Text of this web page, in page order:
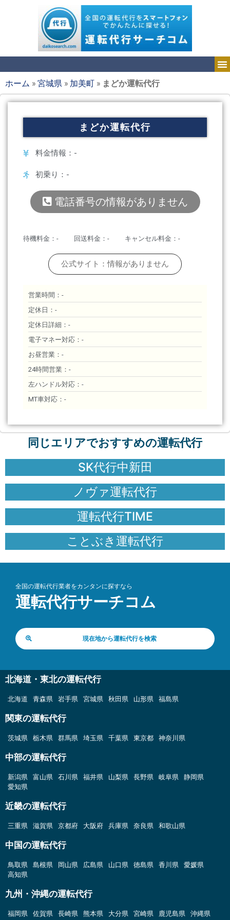
ホーム »宮城県 » 加美町 » まどか運転代行
まどか運転代行
料金情報：-
初乗り：-
電話番号の情報がありません
待機料金：- 回送料金：- キャンセル料金：-
公式サイト：情報がありません
営業時間：-
定休日：-
定休日詳細：-
電子マネー対応：-
お昼営業：-
24時間営業：-
左ハンドル対応：-
MT車対応：-
同じエリアでおすすめの運転代行
SK代行中新田
ノヴァ運転代行
運転代行TIME
ことぶき運転代行
全国の運転代行業者をカンタンに探すなら
運転代行サーチコム
現在地から運転代行を検索
北海道・東北の運転代行
北海道 青森県 岩手県 宮城県 秋田県 山形県 福島県
関東の運転代行
茨城県 栃木県 群馬県 埼玉県 千葉県 東京都 神奈川県
中部の運転代行
新潟県 富山県 石川県 福井県 山梨県 長野県 岐阜県
静岡県
愛知県
近畿の運転代行
三重県 滋賀県 京都府 大阪府 兵庫県 奈良県 和歌山県
中国の運転代行
鳥取県 島根県 岡山県 広島県 山口県 徳島県 香川県
愛媛県
高知県
九州・沖縄の運転代行
福岡県 佐賀県 長崎県 熊本県 大分県 宮崎県 鹿児島県 沖縄県